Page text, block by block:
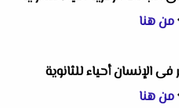
من هنا
فى الإنسان أحياء للثانوية
من هنا